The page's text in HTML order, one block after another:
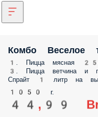
Комбо Веселое
1. Пицца мясная
3. Пицца ветчина
Спрайт 1 литр на
1050 г.
44,99